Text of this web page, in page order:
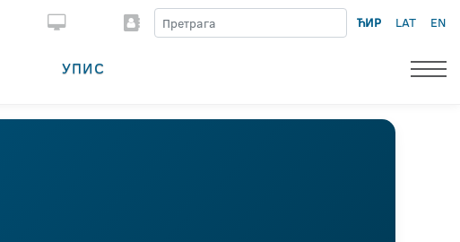
ЋИР LAT EN
УПИС